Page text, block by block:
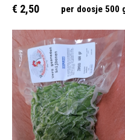
€ 2,50 per doosje 500